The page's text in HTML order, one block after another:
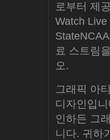
로부터 제
Watch
료 스트림
오.
그래픽 아
디자인입
인하든 그
니다. 귀하